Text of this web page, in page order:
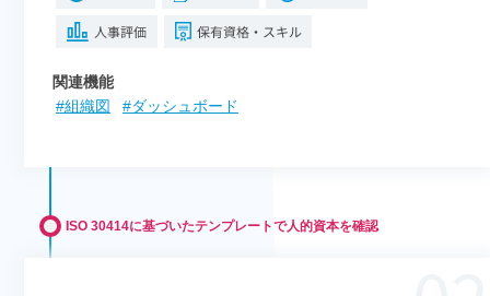
関連機能
#組織図
#ダッシュボード
ISO 30414に基づいたテンプレートで人的資本を確認